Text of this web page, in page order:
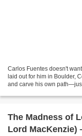
Carlos Fuentes doesn't
laid out for him in Boulder,
and carve his own
The Madness of
Lord MacKenzie)